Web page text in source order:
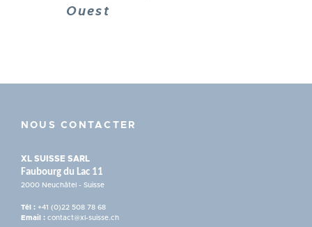
Ouest
NOUS CONTACTER
XL SUISSE SARL
Faubourg du Lac 11
2000 Neuchâtel - Suisse
Tél : +41 (0)22 508 78 68
Email : contact@xl-suisse.ch